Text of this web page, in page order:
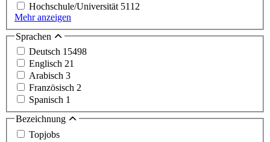
Hochschule/Universität 5112
Mehr anzeigen
Sprachen
Deutsch 15498
Englisch 21
Arabisch 3
Französisch 2
Spanisch 1
Bezeichnung
Topjobs